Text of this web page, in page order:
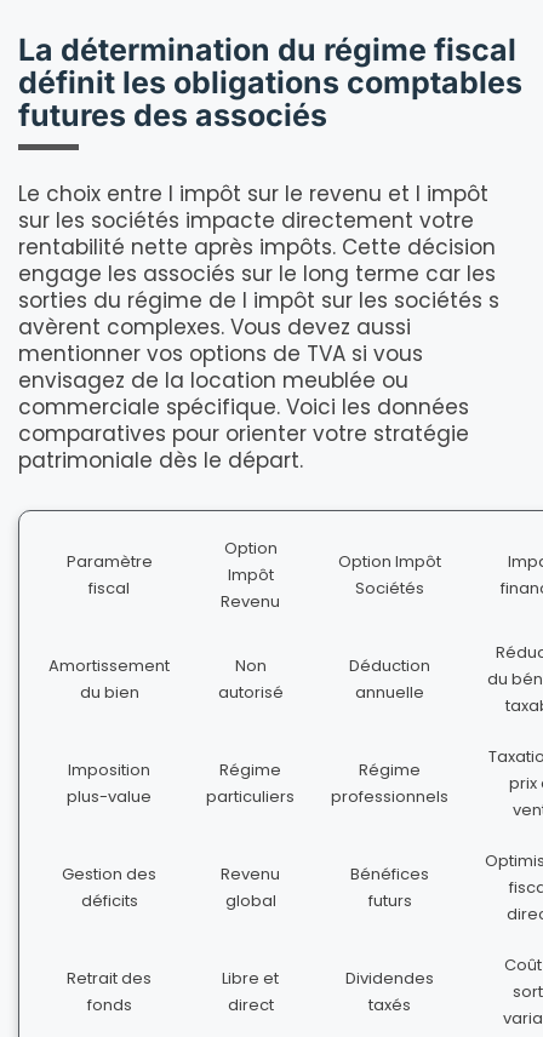
La détermination du régime fiscal
définit les obligations comptables
futures des associés
Le choix entre l impôt sur le revenu et l impôt
sur les sociétés impacte directement votre
rentabilité nette après impôts. Cette décision
engage les associés sur le long terme car les
sorties du régime de l impôt sur les sociétés s
avèrent complexes. Vous devez aussi
mentionner vos options de TVA si vous
envisagez de la location meublée ou
commerciale spécifique. Voici les données
comparatives pour orienter votre stratégie
patrimoniale dès le départ.
Paramètre
fiscal
Option
Impôt
Revenu
Option Impôt
Sociétés
Amortissement
du bien
Non
autorisé
Déduction
annuelle
du
Imposition
plus-value
Régime
particuliers
Régime
professionnels
prix
Gestion des
déficits
Revenu
global
Bénéfices
futurs
Retrait des
fonds
Libre et
direct
Dividendes
taxés